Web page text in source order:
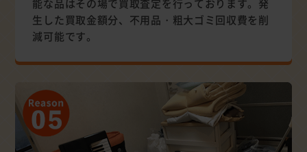
生した買取金額分、不用品・粗大ゴミ回収費を削
減可能です。